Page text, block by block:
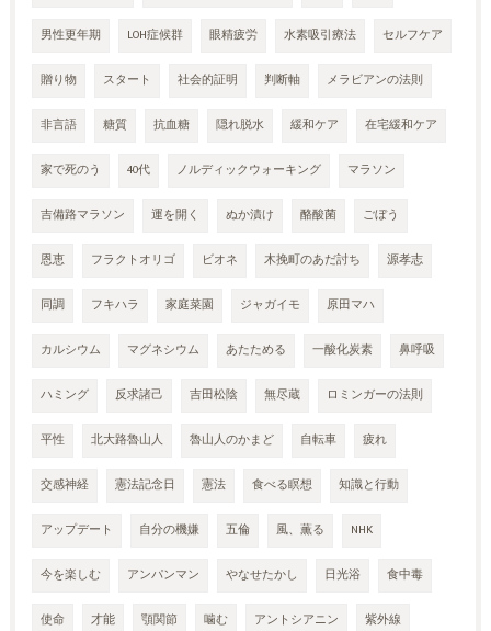
男性更年期 LOH症候群 眼精疲労 水素吸引療法 セルフケア
贈り物 スタート 社会的証明 判断軸 メラビアンの法則
非言語 糖質 抗血糖 隠れ脱水 緩和ケア 在宅緩和ケア
家で死のう 40代 ノルディックウォーキング マラソン
吉備路マラソン 運を開く ぬか漬け 酪酸菌 ごぼう
恩恵 フラクトオリゴ ビオネ 木挽町のあだ討ち 源孝志
同調 フキハラ 家庭菜園 ジャガイモ 原田マハ
カルシウム マグネシウム あたためる 一酸化炭素 鼻呼吸
ハミング 反求諸己 吉田松陰 無尽蔵 ロミンガーの法則
平性 北大路魯山人 魯山人のかまど 自転車 疲れ
交感神経 憲法記念日 憲法 食べる瞑想 知識と行動
アップデート 自分の機嫌 五倫 風、薫る NHK
今を楽しむ アンパンマン やなせたかし 日光浴 食中毒
使命 才能 顎関節 噛む アントシアニン 紫外線